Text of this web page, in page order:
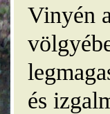
Vinyén
és